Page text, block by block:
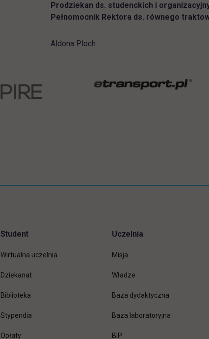
Prodziekan ds. studenckich i
Pełnomocnik Rektora ds. równego
Aldona Ploch
Student
Wirtualna uczelnia
Dziekanat
Biblioteka
Stypendia
Opłaty
Uczelnia
Misja
Władze
Baza dydaktyczna
Baza laboratoryjna
BIP